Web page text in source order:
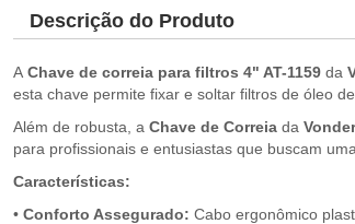
Descrição do Produto
A Chave de correia para filtros 4" AT-1159 da
esta chave permite fixar e soltar filtros de óleo
Além de robusta, a Chave de Correia da Vonder
para profissionais e entusiastas que buscam
Características:
• Conforto Assegurado: Cabo ergonômico